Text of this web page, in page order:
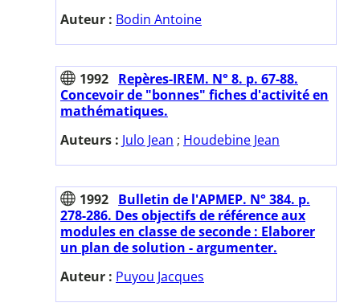
Auteur : Bodin Antoine
1992 Repères-IREM. N° 8. p. 67-88.
Concevoir de "bonnes" fiches d'activité en
mathématiques.
Auteurs : Julo Jean ; Houdebine Jean
1992 Bulletin de l'APMEP. N° 384. p.
278-286. Des objectifs de référence aux
modules en classe de seconde : Elaborer
un plan de solution - argumenter.
Auteur : Puyou Jacques